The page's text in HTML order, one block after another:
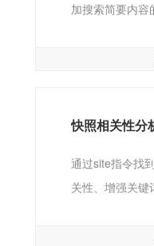
加搜索简要内容
快照相关性分
通过site指令找
关性、增强关键